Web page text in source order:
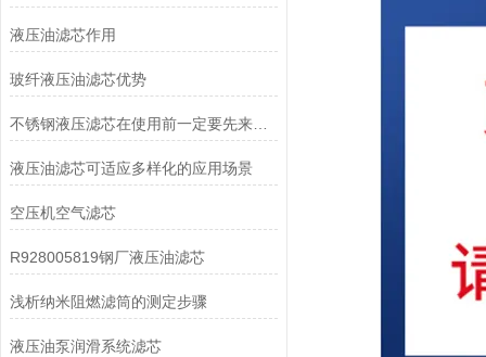
液压油滤芯作用
玻纤液压油滤芯优势
不锈钢液压滤芯在使用前一定要先来了解下这些
液压油滤芯可适应多样化的应用场景
空压机空气滤芯
R928005819钢厂液压油滤芯
浅析纳米阻燃滤筒的测定步骤
液压油泵润滑系统滤芯